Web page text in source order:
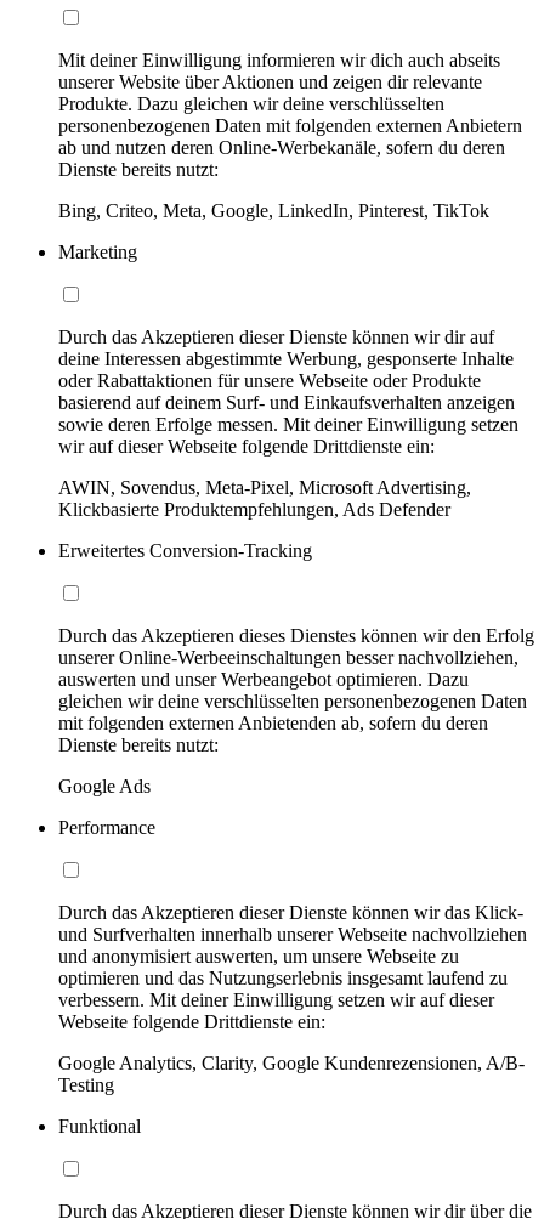
Mit deiner Einwilligung informieren wir dich auch abseits
unserer Website über Aktionen und zeigen dir relevante
Produkte. Dazu gleichen wir deine verschlüsselten
personenbezogenen Daten mit folgenden externen Anbietern
ab und nutzen deren Online-Werbekanäle, sofern du deren
Dienste bereits nutzt:
Bing, Criteo, Meta, Google, LinkedIn, Pinterest, TikTok
Marketing
Durch das Akzeptieren dieser Dienste können wir dir auf
deine Interessen abgestimmte Werbung, gesponserte Inhalte
oder Rabattaktionen für unsere Webseite oder Produkte
basierend auf deinem Surf- und Einkaufsverhalten anzeigen
sowie deren Erfolge messen. Mit deiner Einwilligung setzen
wir auf dieser Webseite folgende Drittdienste ein:
AWIN, Sovendus, Meta-Pixel, Microsoft Advertising,
Klickbasierte Produktempfehlungen, Ads Defender
Erweitertes Conversion-Tracking
Durch das Akzeptieren dieses Dienstes können wir den Erfolg
unserer Online-Werbeeinschaltungen besser nachvollziehen,
auswerten und unser Werbeangebot optimieren. Dazu
gleichen wir deine verschlüsselten personenbezogenen Daten
mit folgenden externen Anbietenden ab, sofern du deren
Dienste bereits nutzt:
Google Ads
Performance
Durch das Akzeptieren dieser Dienste können wir das Klick-
und Surfverhalten innerhalb unserer Webseite nachvollziehen
und anonymisiert auswerten, um unsere Webseite zu
optimieren und das Nutzungserlebnis insgesamt laufend zu
verbessern. Mit deiner Einwilligung setzen wir auf dieser
Webseite folgende Drittdienste ein:
Google Analytics, Clarity, Google Kundenrezensionen, A/B-
Testing
Funktional
Durch das Akzeptieren dieser Dienste können wir dir über die